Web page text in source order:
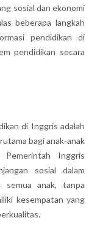
sosial dan ekonomi
beberapa langkah
pendidikan di
pendidikan secara
di Inggris adalah
bagi anak-anak
Inggris
sosial dalam
semua anak, tanpa
kesempatan yang